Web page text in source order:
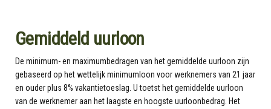
Gemiddeld uurloon
De minimum- en maximumbedragen van het gemiddelde uurloon zijn
gebaseerd op het wettelijk minimumloon voor werknemers van 21 jaar
en ouder plus 8% vakantietoeslag. U toetst het gemiddelde uurloon
van de werknemer aan het laagste en hoogste uurloonbedrag. Het